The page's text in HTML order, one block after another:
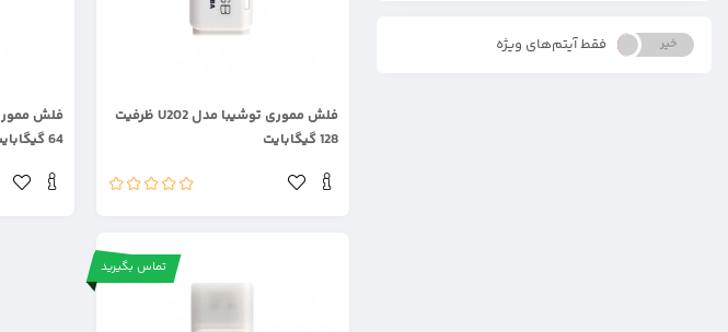
بله خیر فقط آیتم‌های ویژه
فلش مموری توشیبا مدل U202 ظرفیت
128 گیگابایت
64 گیگابایت
تماس بگیرید